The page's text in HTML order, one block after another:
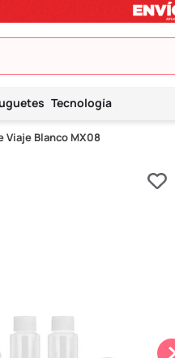
Tecnología
Viaje Blanco MX08